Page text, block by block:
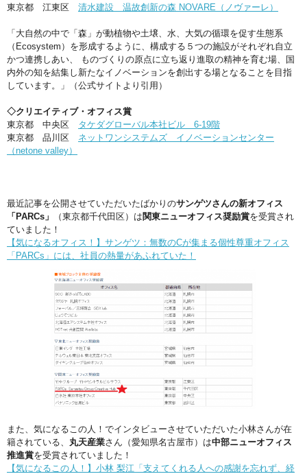
東京都 江東区 清水建設 温故創新の森 NOVARE（ノヴァーレ）
「大自然の中で「森」が動植物や土壌、水、大気の循環を促す生態系
（Ecosystem）を形成するように、構成する５つの施設がそれぞれ自立
かつ連携しあい、 ものづくりの原点に立ち返り進取の精神を育む場、国
内外の知を結集し新たなイノベーションを創出する場となることを目指
しています。」
（公式サイトより引用）
◇クリエイティブ・オフィス賞
東京都 中央区 タケダグローバル本社ビル 6-19階
東京都 品川区 ネットワンシステムズ イノベーションセンター
（netone valley）
最近記事を公開させていただいたばかりのサンゲツさんの新オフィス
「PARCs」
（東京都千代田区）は関東ニューオフィス奨励賞を受賞され
ていました！
【気になるオフィス！】サンゲツ：無数のCが集まる個性尊重オフィス
「PARCs」には、社員の熱量があふれていた！
また、気になるこの人！でインタビューさせていただいた小林さんが在
籍されている、 丸天産業さん（愛知県名古屋市）は中部ニューオフィス
推進賞を受賞されていました！
【気になるこの人！】小林 梨江「支えてくれる人への感謝を忘れず、経